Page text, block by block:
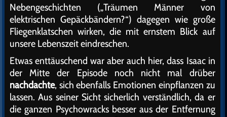
Nebengeschichten („Träumen Männer von
elektrischen Gepäckbändern?“) dagegen wie große
Fliegenklatschen wirken, die mit ernstem Blick auf
unsere Lebenszeit eindreschen.
Etwas enttäuschend war aber auch hier, dass Isaac in
der Mitte der Episode noch nicht mal drüber
nachdachte, sich ebenfalls Emotionen einpflanzen zu
lassen. Aus seiner Sicht sicherlich verständlich, da er
die ganzen Psychowracks besser aus der Entfernung